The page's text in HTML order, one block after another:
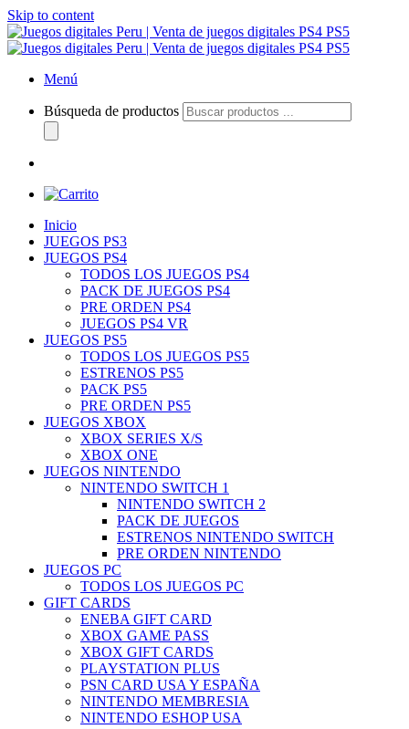
Skip to content
Menú
Búsqueda de productos
Inicio
JUEGOS PS3
JUEGOS PS4
TODOS LOS JUEGOS PS4
PACK DE JUEGOS PS4
PRE ORDEN PS4
JUEGOS PS4 VR
JUEGOS PS5
TODOS LOS JUEGOS PS5
ESTRENOS PS5
PACK PS5
PRE ORDEN PS5
JUEGOS XBOX
XBOX SERIES X/S
XBOX ONE
JUEGOS NINTENDO
NINTENDO SWITCH 1
NINTENDO SWITCH 2
PACK DE JUEGOS
ESTRENOS NINTENDO SWITCH
PRE ORDEN NINTENDO
JUEGOS PC
TODOS LOS JUEGOS PC
GIFT CARDS
ENEBA GIFT CARD
XBOX GAME PASS
XBOX GIFT CARDS
PLAYSTATION PLUS
PSN CARD USA Y ESPAÑA
NINTENDO MEMBRESIA
NINTENDO ESHOP USA